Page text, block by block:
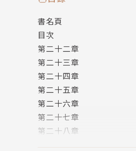
助王補實官位而挪借錢莊
放貸等事業，最後王有齡
高陽寢饋文史、浸淫至深
讀高陽小說，層層婉轉、
胡雪巖一方面協助王有齡
畫已久的典當、中藥行、
軍來犯，兩江總督何桂清
書名頁
目次
第二十二章
第二十三章
第二十四章
第二十五章
第二十六章
第二十七章
第二十八章